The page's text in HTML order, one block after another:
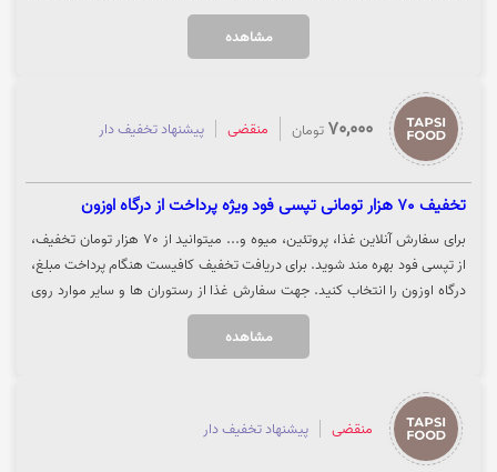
گزینه "خرید کنید" کلیک نمایید.
مشاهده
70,000 تومان منقضی پیشنهاد تخفیف دار
تخفیف 70 هزار تومانی تپسی فود ویژه پرداخت از درگاه اوزون
برای سفارش آنلاین غذا، پروتئین، میوه و... میتوانید از 70 هزار تومان تخفیف،
از تپسی فود بهره مند شوید. برای دریافت تخفیف کافیست هنگام پرداخت مبلغ،
درگاه اوزون را انتخاب کنید. جهت سفارش غذا از رستوران ها و سایر موارد روی
گزینه "خرید کنید" کلیک نمایید.
مشاهده
منقضی پیشنهاد تخفیف دار